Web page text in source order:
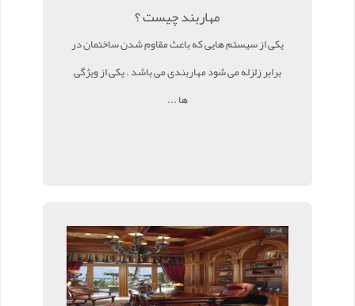
مهاربند چیست ؟
یکی از سیستم هایی که باعث مقاوم شدن ساختمان در
برابر زلزله می شود مهاربندی می باشد . یکی از ویژگی
ها ...